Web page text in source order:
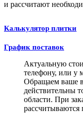
и рассчитают
Калькулятор плитки
График поставок
Актуальную
телефону, или у
Обращаем ваше
действительны
области. При
рассчитываются